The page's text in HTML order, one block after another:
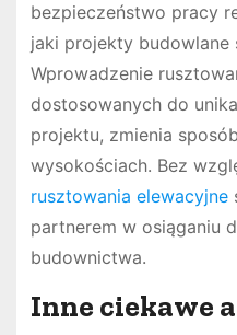
bezpieczeństwo pracy
jaki projekty budowlane
Wprowadzenie
dostosowanych do
projektu, zmienia
wysokościach. Bez
rusztowania elewacyjne
partnerem w osiąganiu
budownictwa.
Inne ciekawe